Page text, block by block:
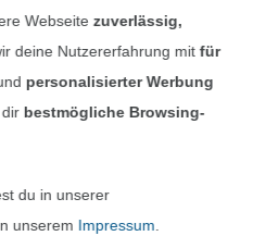
E-Book ManjiPuh Wasserfallshirt Adelheid
7,90 € / Stk
Webseite zuverlässig,
deine Nutzererfahrung mitfür
personalisierter Werbung
bestmögliche Browsing-
du in unserer
unserem Impressum